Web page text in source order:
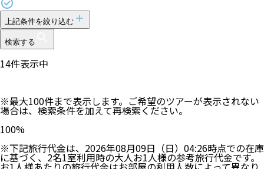
上記条件を絞り込む
検索する
14件表示中
※最大100件まで表示します。ご希望のツアーが表示されない
場合は、検索条件を加えて再検索ください。
100%
※下記旅行代金は、 2026年08月09日（日）04:26時点での在庫
に基づく、2名1室利用時の大人お1人様の参考旅行代金です。